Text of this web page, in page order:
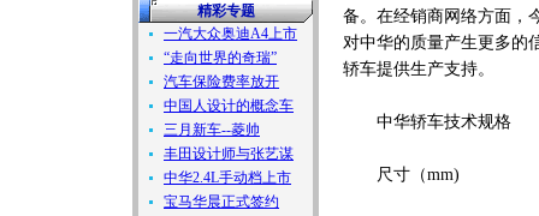
精彩专题
一汽大众奥迪A4上市
“走向世界的奇瑞”
汽车保险费率放开
中国人设计的概念车
三月新车--菱帅
丰田设计师与张艺谋
中华2.4L手动档上市
宝马华晨正式签约
备。在经销商网络方面，
对中华的质量产生更多的
轿车提供生产支持。
中华轿车技术规格
尺寸（mm)